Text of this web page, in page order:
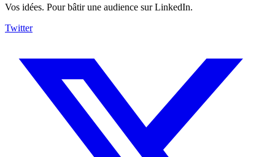
Vos idées. Pour bâtir une audience sur LinkedIn.
Twitter